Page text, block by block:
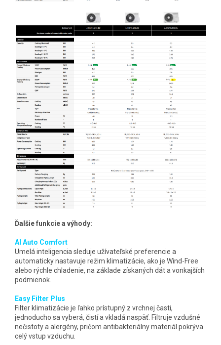
Ďalšie funkcie a výhody:
AI Auto Comfort
Umelá inteligencia sleduje užívateľské preferencie a
automaticky nastavuje režim klimatizácie, ako je Wind-Free
alebo rýchle chladenie, na základe získaných dát a vonkajších
podmienok.
Easy Filter Plus
Filter klimatizácie je ľahko prístupný z vrchnej časti,
jednoducho sa vyberá, čistí a vkladá naspäť. Filtruje vzdušné
nečistoty a alergény, pričom antibakteriálny materiál pokrýva
celý vstup vzduchu.